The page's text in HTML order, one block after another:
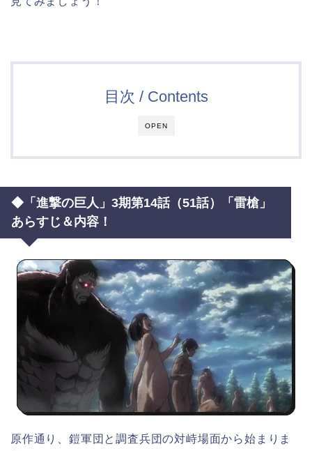
OPEN
目次 / Contents
◆「進撃の巨人」3期第14話（51話）「雷槍」
あらすじ＆内容！
原作通り、鎧軍団と調査兵団の対峙場面から始まりま